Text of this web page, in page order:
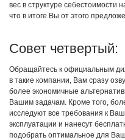
вес в структуре себестоимости
что в итоге Вы от этого
Совет четвертый:
Обращайтесь к официальным
в такие компании, Вам сразу
более экономичные
Вашим задачам. Кроме того,
исследуют все требования к
эксплуатации и нанесут
подобрать оптимальное для